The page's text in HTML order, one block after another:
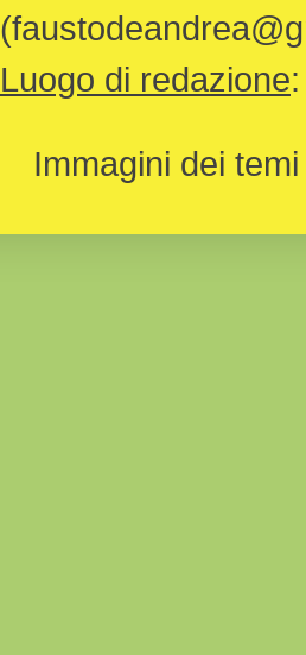
Luogo di redazione
Immagini dei